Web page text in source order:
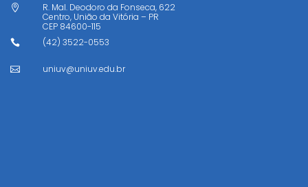

R. Mal. Deodoro da Fonseca, 622
Centro, União da Vitória – PR
CEP 84600-115
 (42) 3522-0553
 uniuv@uniuv.edu.br